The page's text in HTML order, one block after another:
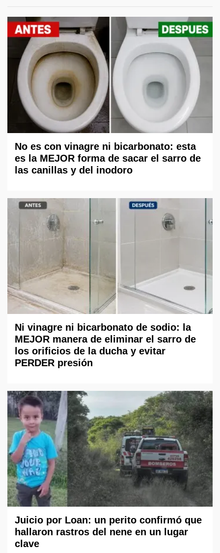
No es con vinagre ni bicarbonato: esta
es la MEJOR forma de sacar el sarro de
las canillas y del inodoro
Ni vinagre ni bicarbonato de sodio: la
MEJOR manera de eliminar el sarro de
los orificios de la ducha y evitar
PERDER presión
Juicio por Loan: un perito confirmó que
hallaron rastros del nene en un lugar
clave